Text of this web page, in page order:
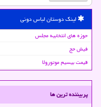
لینک دوستان لباس دونی
حوزه های انتخابیه مجلس
فیش حج
قیمت بیسیم موتورولا
پربیننده ترین ها